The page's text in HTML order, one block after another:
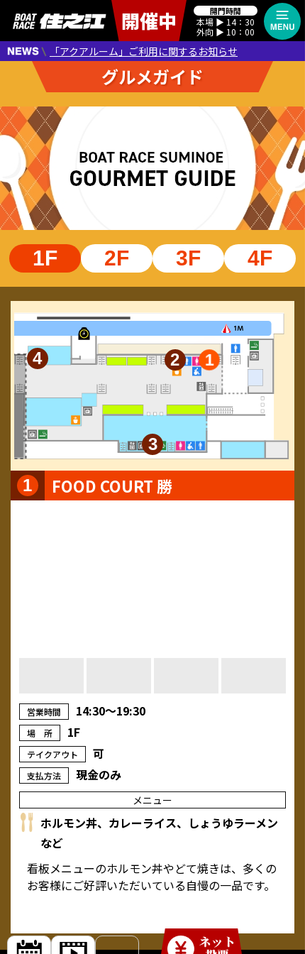
開門時間
本場 ▶︎ 14：30
外向 ▶︎ 10：00
開催中
「アクアルーム」ご利用に関するお知らせ
1F 2F 3F 4F
1 FOOD COURT 勝
営業時間 14:30～19:30
場 所 1F
テイクアウト 可
支払方法 現金のみ
メニュー
ホルモン丼、カレーライス、しょうゆラーメン
など
看板メニューのホルモン丼やどて焼きは、多くの
お客様にご好評いただいている自慢の一品です。
1
2
3
4